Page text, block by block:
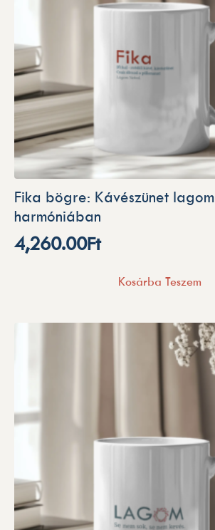
Fika bögre: Kávészünet lagom
harmóniában
4,260.00Ft
Kosárba Teszem